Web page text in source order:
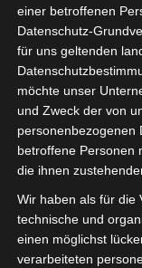
Project
Additional
Ut tempor lacinia
Maecenas id mi
faucibus urna, at
blandit augue
libero, ac
einer betroffenen
Datenschutz-
für uns geltenden
möchte unser
und Zweck der von
personenbezogenen
betroffene Personen
die ihnen
Wir haben als für die
technische und
einen möglichst
verarbeiteten